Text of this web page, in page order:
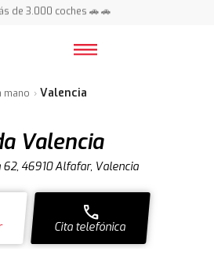
en toda España ⭐
en toda España ⭐
mano Valencia
Valencia
46910 Alfafar, Valencia
call
Cita telefónica